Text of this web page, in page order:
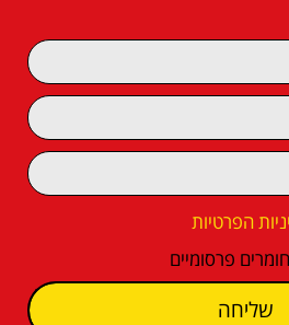
הפרטיות
פרסומיים
שליחה